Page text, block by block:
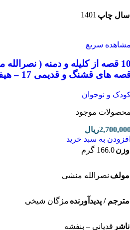
چاپ1401
سریع
10 قصه از کلیله و دمنه (
های قشنگ و قدیمی 17 – هیفدهم
و نوجوان
موجود
ریال
به سبد خرید
166.0 گرم
نصرالله منشی
/ پدیدآورندهمژگان شیخی
قدیانی – بنفشه